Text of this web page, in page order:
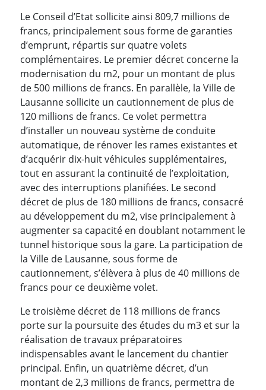
Le Conseil d’Etat sollicite ainsi 809,7 millions de
francs, principalement sous forme de garanties
d’emprunt, répartis sur quatre volets
complémentaires. Le premier décret concerne la
modernisation du m2, pour un montant de plus
de 500 millions de francs. En parallèle, la Ville de
Lausanne sollicite un cautionnement de plus de
120 millions de francs. Ce volet permettra
d’installer un nouveau système de conduite
automatique, de rénover les rames existantes et
d’acquérir dix-huit véhicules supplémentaires,
tout en assurant la continuité de l’exploitation,
avec des interruptions planifiées. Le second
décret de plus de 180 millions de francs, consacré
au développement du m2, vise principalement à
augmenter sa capacité en doublant notamment le
tunnel historique sous la gare. La participation de
la Ville de Lausanne, sous forme de
cautionnement, s’élèvera à plus de 40 millions de
francs pour ce deuxième volet.
Le troisième décret de 118 millions de francs
porte sur la poursuite des études du m3 et sur la
réalisation de travaux préparatoires
indispensables avant le lancement du chantier
principal. Enfin, un quatrième décret, d’un
montant de 2,3 millions de francs, permettra de